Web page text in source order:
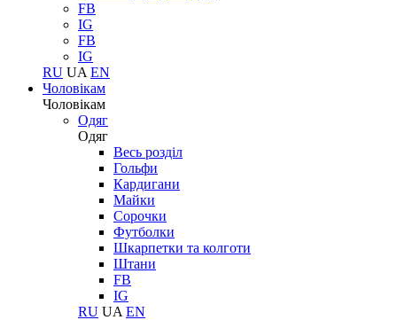
FB
IG
FB
IG
RU UA EN
Чоловікам
Чоловікам
Одяг
Одяг
Весь розділ
Гольфи
Кардигани
Майки
Сорочки
Футболки
Шкарпетки та колготи
Штани
FB
IG
RU UA EN